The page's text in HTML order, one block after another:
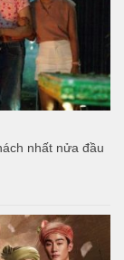
nhất nửa đầu